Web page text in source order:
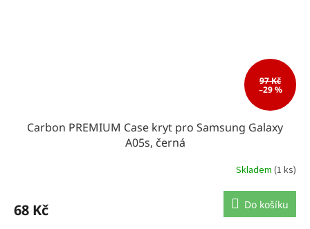
97 Kč
–29 %
Carbon PREMIUM Case kryt pro Samsung Galaxy
A05s, černá
Skladem (1 ks)
68 Kč Do košíku